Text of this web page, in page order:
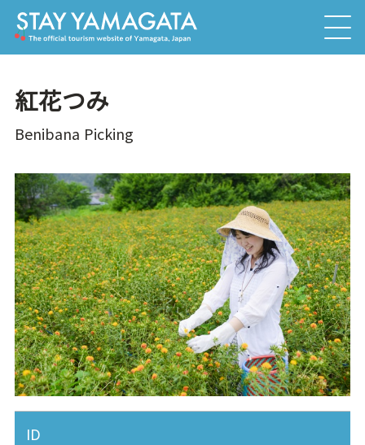
紅花つみ
Benibana Picking
ID